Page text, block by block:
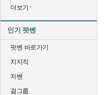
더보기
인기 팟벤
팟벤 바로가기
치지직
차벤
걸그룹